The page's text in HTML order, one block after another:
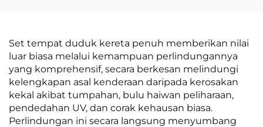
Set tempat duduk kereta penuh memberikan nilai
luar biasa melalui kemampuan perlindungannya
yang komprehensif, secara berkesan melindungi
kelengkapan asal kenderaan daripada kerosakan
kekal akibat tumpahan, bulu haiwan peliharaan,
pendedahan UV, dan corak kehausan biasa.
Perlindungan ini secara langsung menyumbang